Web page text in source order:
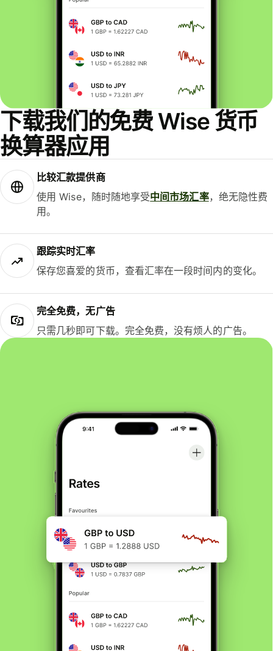
下载我们的免费 Wise 货币
换算器应用
比较汇款提供商
使用 Wise，随时随地享受中间市场汇率，绝无隐性费
用。
跟踪实时汇率
保存您喜爱的货币，查看汇率在一段时间内的变化。
完全免费，无广告
只需几秒即可下载。完全免费，没有烦人的广告。